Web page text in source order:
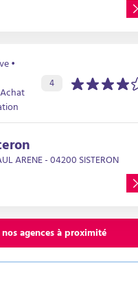
•
Évaluation de l’agence :
4sur 5 étoiles
ARENE - 04200 SISTERON
agences à proximité